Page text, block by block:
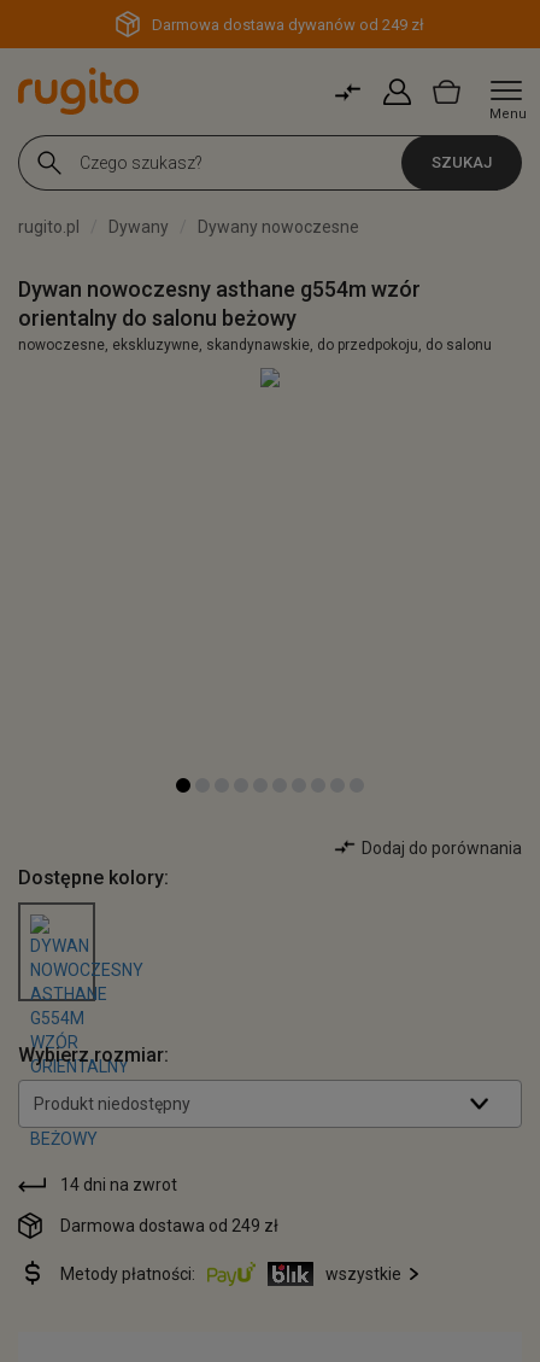
Darmowa dostawa dywanów od 249 zł
Menu
SZUKAJ
rugito.pl Dywany Dywany nowoczesne
Dywan nowoczesny asthane g554m wzór
orientalny do salonu beżowy
nowoczesne, ekskluzywne, skandynawskie, do przedpokoju, do salonu
Dodaj do porównania
Dostępne kolory:
Wybierz rozmiar:
Produkt niedostępny
14 dni na zwrot
Darmowa dostawa od 249 zł
Metody płatności: wszystkie